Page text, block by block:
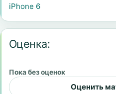
iPhone 6
Оценка:
Пока без оценок
Оценить